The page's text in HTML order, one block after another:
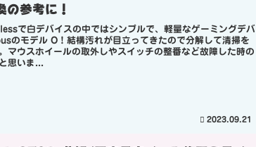
の参考に！
で白デバイスの中ではシンプルで、軽量なゲーミングデバ
のモデル O！結構汚れが目立ってきたので分解して清掃を
マウスホイールの取外しやスイッチの整番など故障した時の
思いま...
2023.09.21